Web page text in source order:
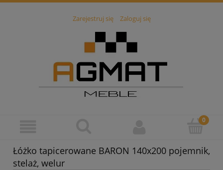
Zarejestruj się Zaloguj się
Łóżko tapicerowane BARON 140x200 pojemnik,
stelaż, welur